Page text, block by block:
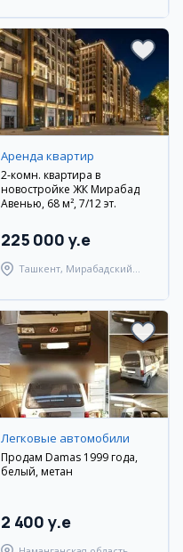
Аренда квартир
2-комн. квартира в
новостройке ЖК Мирабад
Авенью, 68 м², 7/12 эт.
225 000 y.e
Ташкент, Мирабадский
Легковые автомобили
Продам Damas 1999 года,
белый, метан
2 400 y.e